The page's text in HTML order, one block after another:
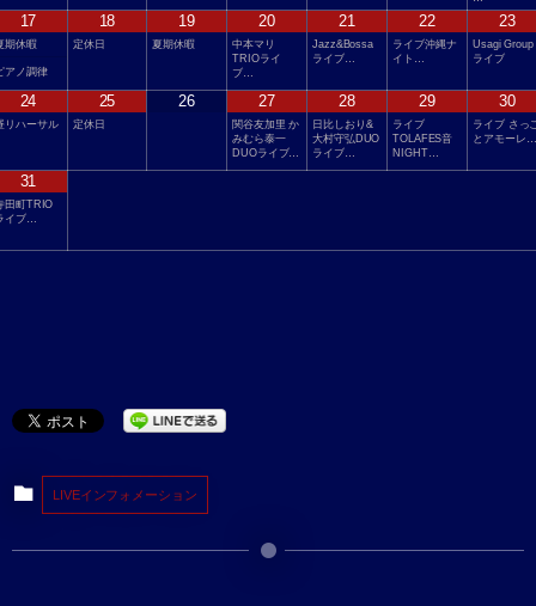
17
期休暇
アノ調律
18
定休日
19
夏期休暇
20
中本マリ
TRIOライ
ブ…
21
Jazz&Bossa
ライブ…
22
ライブ沖縄ナ
イト…
23
Usagi Group
ライブ
24
リハーサル
25
定休日
26 27
関谷友加里 か
みむら泰一
DUOライブ…
28
日比しおり&
大村守弘DUO
ライブ…
29
ライブ
TOLAFES音
NIGHT…
30
ライブ さっ
とアモーレ…
31
田町TRIO
イブ…
LIVEインフォメーション